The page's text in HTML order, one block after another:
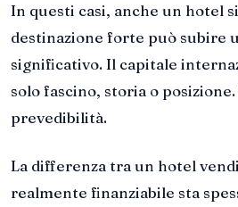
In questi casi, anche un hotel
destinazione forte può subire
significativo. Il capitale
solo fascino, storia o
prevedibilità.
La differenza tra un hotel
realmente finanziabile sta